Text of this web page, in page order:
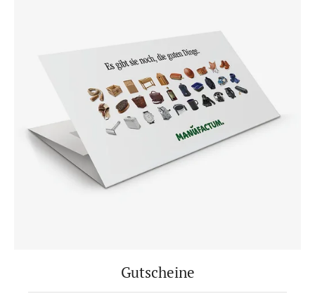
Gutscheine